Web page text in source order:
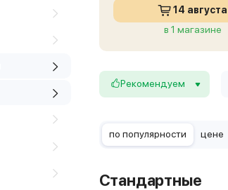
14 августа
в 1 магазине
Рекомендуем
по популярности цене
Стандартные